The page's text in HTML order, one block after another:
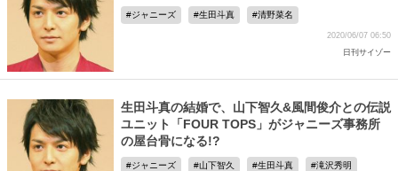
ジャニーズ 生田斗真 清野菜名
2020/06/07 06:50
日刊サイゾー
生田斗真の結婚で、山下智久&風間俊介との伝説
ユニット「FOUR TOPS」がジャニーズ事務所
の屋台骨になる!?
ジャニーズ 山下智久 生田斗真 滝沢秀明